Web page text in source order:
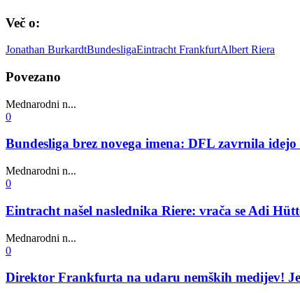
Več o:
Jonathan BurkardtBundesligaEintracht FrankfurtAlbert Riera
Povezano
Mednarodni n...
0
Bundesliga brez novega imena: DFL zavrnila
Mednarodni n...
0
Eintracht našel naslednika Riere: vrača se Adi
Mednarodni n...
0
Direktor Frankfurta na udaru nemških medijev! Je